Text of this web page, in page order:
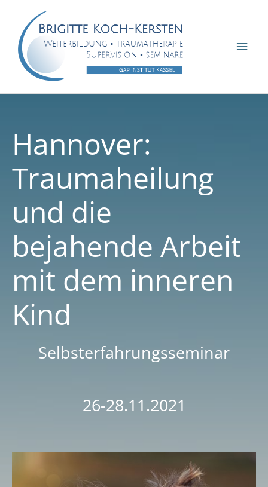
springen
Hannover:
Traumaheilung
und die
bejahende Arbeit
mit dem inneren
Kind
Selbsterfahrungsseminar
26-28.11.2021